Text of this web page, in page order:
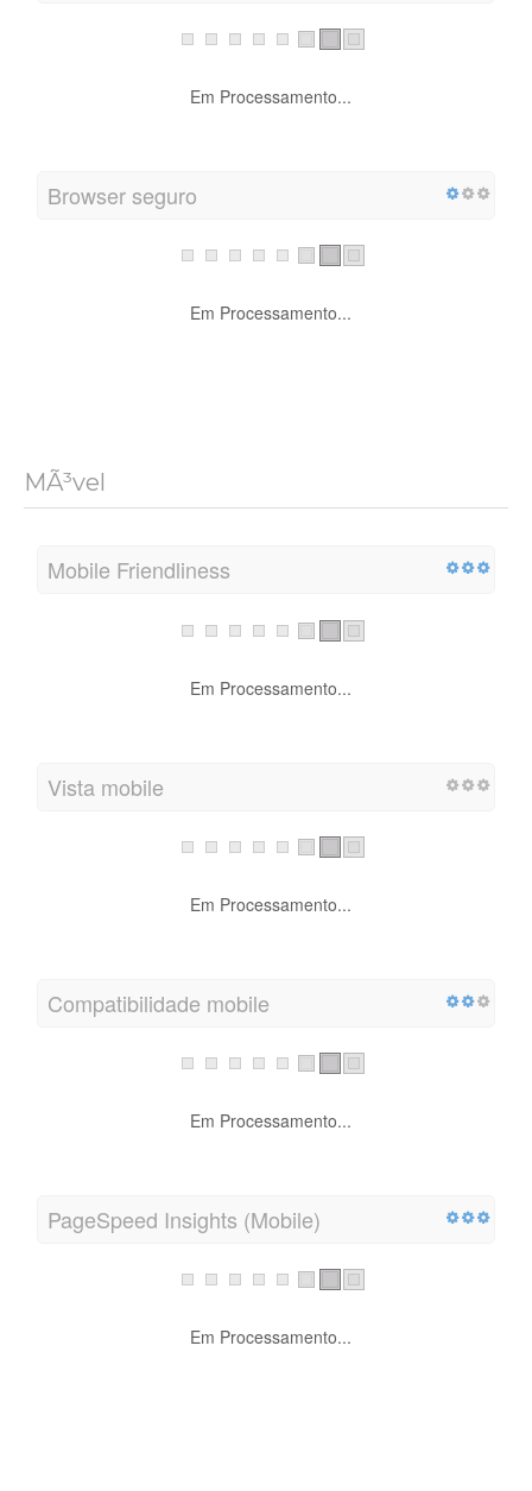
Em Processamento...
Browser seguro
Em Processamento...
MÃ³vel
Mobile Friendliness
Em Processamento...
Vista mobile
Em Processamento...
Compatibilidade mobile
Em Processamento...
PageSpeed Insights (Mobile)
Em Processamento...